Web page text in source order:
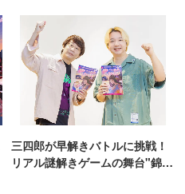
三四郎が早解きバトルに挑戦！
リアル謎解きゲームの舞台"錦糸